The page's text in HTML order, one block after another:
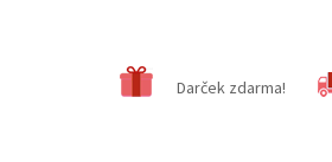
Darček zdarma!